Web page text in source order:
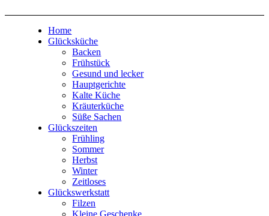
Home
Glücksküche
Backen
Frühstück
Gesund und lecker
Hauptgerichte
Kalte Küche
Kräuterküche
Süße Sachen
Glückszeiten
Frühling
Sommer
Herbst
Winter
Zeitloses
Glückswerkstatt
Filzen
Kleine Geschenke